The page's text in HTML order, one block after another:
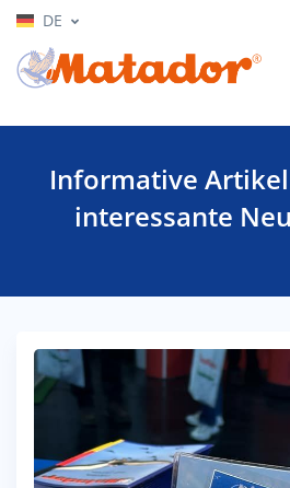
DE
Informative
interessante